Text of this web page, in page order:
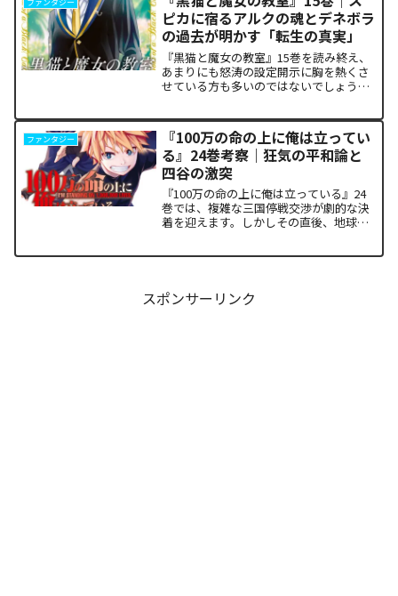
するスリルに、多くの読者が...
ファンタジー
ピカに宿るアルクの魂とデネボラ
の過去が明かす「転生の真実」
『黒猫と魔女の教室』15巻を読み終え、
あまりにも怒涛の設定開示に胸を熱くさ
せている方も多いのではないでしょう
ドの裏側で、本作最大のミステリーであ
った「アルクの正体」と...
ファンタジー
『100万の命の上に俺は立ってい
る』24巻考察｜狂気の平和論と
四谷の激突
『100万の命の上に俺は立っている』24
巻では、複雑な三国停戦交渉が劇的な決
着を迎えます。しかしその直後、地球を
スポンサーリンク